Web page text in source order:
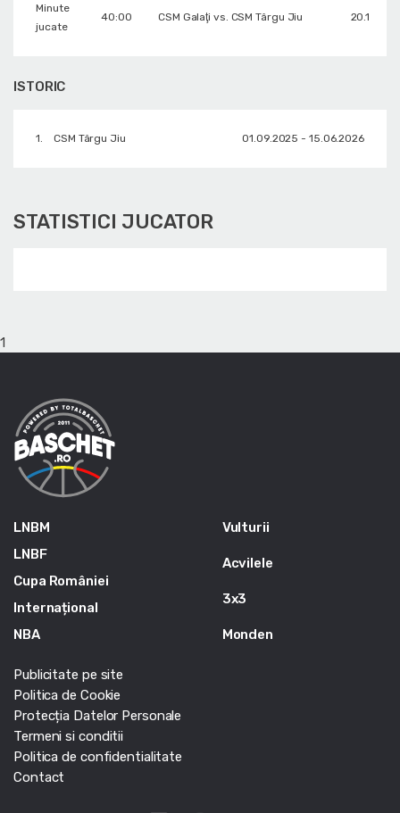
Minute
jucate
40:00 CSM Galaţi vs. CSM Târgu Jiu
ISTORIC
1. CSM Târgu Jiu 01.09.2025 - 15.06.2026
STATISTICI JUCATOR
1
LNBM
LNBF
Cupa României
Internațional
NBA
Vulturii
Acvilele
3x3
Monden
Publicitate pe site
Politica de Cookie
Protecția Datelor Personale
Termeni si conditii
Politica de confidentialitate
Contact